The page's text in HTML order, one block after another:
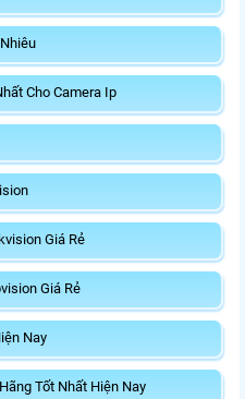
Cho Camera Ip
Giá Rẻ
Giá Rẻ
Nay
Tốt Nhất Hiện Nay